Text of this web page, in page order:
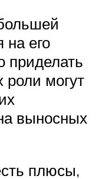
на его
приделать
могут
выносных
плюсы,